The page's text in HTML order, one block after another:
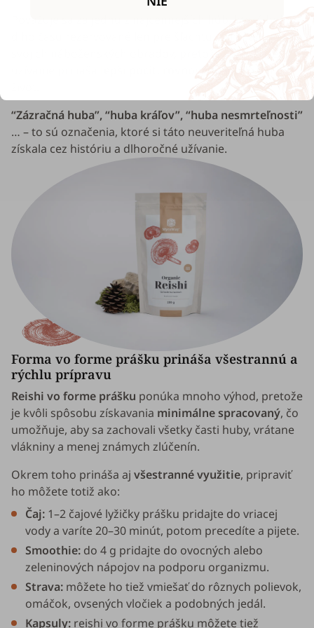
“Zázračná huba”, “huba kráľov”, “huba nesmrteľnosti”
… – to sú označenia, ktoré si táto neuveriteľná huba
získala cez históriu a dlhoročné užívanie.
Forma vo forme prášku prináša všestrannú a
rýchlu prípravu
Reishi vo forme prášku ponúka mnoho výhod, pretože
je kvôli spôsobu získavania minimálne spracovaný, čo
umožňuje, aby sa zachovali všetky časti huby, vrátane
vlákniny a menej známych zlúčenín.
Okrem toho prináša aj všestranné využitie, pripraviť
ho môžete totiž ako:
Čaj: 1–2 čajové lyžičky prášku pridajte do vriacej
vody a varíte 20–30 minút, potom precedíte a pijete.
Smoothie: do 4 g pridajte do ovocných alebo
zeleninových nápojov na podporu organizmu.
Strava: môžete ho tiež vmiešať do rôznych polievok,
omáčok, ovsených vločiek a podobných jedál.
Kapsuly: reishi vo forme prášku môžete tiež